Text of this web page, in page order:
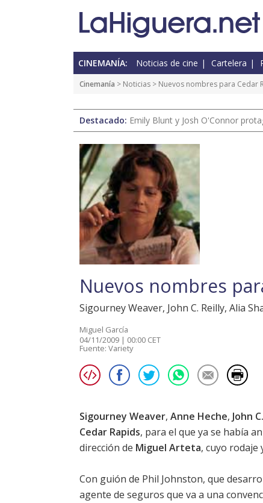
CINEMANÍA: Noticias de cine Cartelera
Cinemanía > Noticias > Nuevos nombres para Cedar
Destacado: Emily Blunt y Josh O'Connor
Nuevos nombres
Sigourney Weaver, John C. Reilly, Alia
Miguel García
04/11/2009 | 00:00 CET
Fuente: Variety
Sigourney Weaver, Anne Heche, John
Cedar Rapids, para el que ya se había
dirección de Miguel Arteta, cuyo rodaje
Con guión de Phil Johnston, que
agente de seguros que va a una